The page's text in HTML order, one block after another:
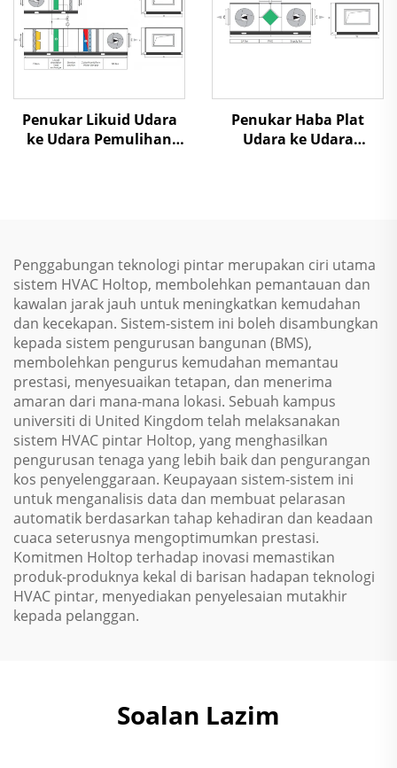
Penukar Likuid Udara
ke Udara Pemulihan
Penukar Haba Plat
Udara ke Udara
Penggabungan teknologi pintar merupakan ciri utama
sistem HVAC Holtop, membolehkan pemantauan dan
kawalan jarak jauh untuk meningkatkan kemudahan
dan kecekapan. Sistem-sistem ini boleh disambungkan
kepada sistem pengurusan bangunan (BMS),
membolehkan pengurus kemudahan memantau
prestasi, menyesuaikan tetapan, dan menerima
amaran dari mana-mana lokasi. Sebuah kampus
universiti di United Kingdom telah melaksanakan
sistem HVAC pintar Holtop, yang menghasilkan
pengurusan tenaga yang lebih baik dan pengurangan
kos penyelenggaraan. Keupayaan sistem-sistem ini
untuk menganalisis data dan membuat pelarasan
automatik berdasarkan tahap kehadiran dan keadaan
cuaca seterusnya mengoptimumkan prestasi.
Komitmen Holtop terhadap inovasi memastikan
produk-produknya kekal di barisan hadapan teknologi
HVAC pintar, menyediakan penyelesaian mutakhir
kepada pelanggan.
Soalan Lazim